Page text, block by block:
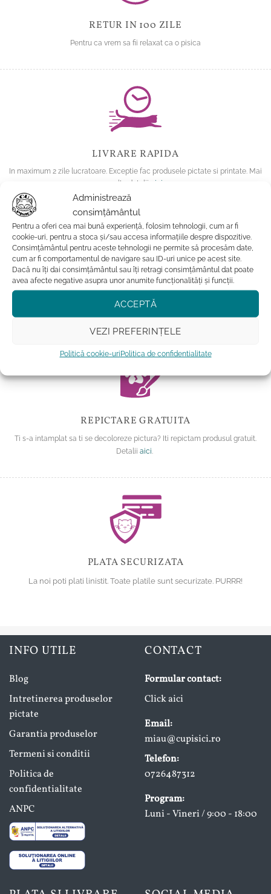
Administrează
consimțământul
Pentru a oferi cea mai bună experiență, folosim tehnologii, cum ar fi
cookie-uri, pentru a stoca și/sau accesa informațiile despre dispozitive.
Consimțământul pentru aceste tehnologii ne permite să procesăm date,
cum ar fi comportamentul de navigare sau ID-uri unice pe acest site.
Dacă nu îți dai consimțământul sau îți retragi consimțământul dat poate
avea afecte negative asupra unor anumite funcționalități și funcții.
ACCEPTĂ
VEZI PREFERINȚELE
Politică cookie-uriPolitica de confidentialitate
RETUR IN 100 ZILE
Pentru ca vrem sa fii relaxat ca o pisica
LIVRARE RAPIDA
In maximum 2 zile lucratoare. Exceptie fac produsele pictate si printate. Mai
multe detalii
aici
CALITATE GARANTATA DE PISICUTE
La noi produsele sunt purrrfecte!
REPICTARE GRATUITA
Ti s-a intamplat sa ti se decoloreze pictura? Iti repictam produsul gratuit.
Detalii aici.
PLATA SECURIZATA
La noi poti plati linistit. Toate platile sunt securizate. PURRR!
INFO UTILE
Blog
Intretinerea produselor
pictate
Garantia produselor
Termeni si conditii
Politica de
confidentialitate
ANPC
CONTACT
Formular contact:
Click aici
Email:
miau@cupisici.ro
Telefon:
0726487312
Program:
Luni - Vineri / 9:00 - 18:00